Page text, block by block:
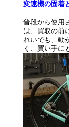
変速機の固着
普段から使用
は、買取の前
れいでも、動
く、買い手に